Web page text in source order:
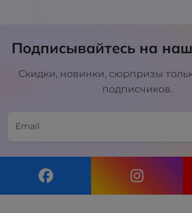
Подписывайтесь на
Скидки, новинки, сюрпризы
подписчиков.